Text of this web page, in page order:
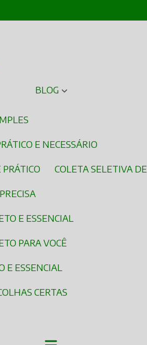
BLOG
E NECESSÁRIO
PRÁTICO COLETA SELETIVA
E ESSENCIAL
PARA VOCÊ
E ESSENCIAL
CERTAS